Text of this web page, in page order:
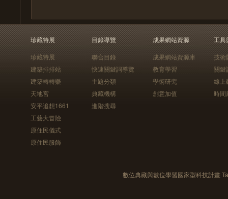
珍藏特展
珍藏特展
建築排排站
建築轉轉樂
天地宮
安平追想1661
工藝大冒險
原住民儀式
原住民服飾
目錄導覽
聯合目錄
快速關鍵詞導覽
主題分類
典藏機構
進階搜尋
成果網站資源
成果網站資源庫
教育學習
學術研究
創意加值
工具
技術
關鍵
線上
時間
數位典藏與數位學習國家型科技計畫